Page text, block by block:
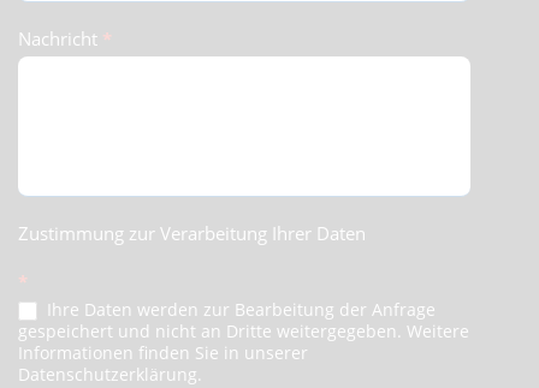
Nachricht *
Zustimmung zur Verarbeitung Ihrer Daten
*
Ihre Daten werden zur Bearbeitung der Anfrage
gespeichert und nicht an Dritte weitergegeben. Weitere
Informationen finden Sie in unserer
Datenschutzerklärung.